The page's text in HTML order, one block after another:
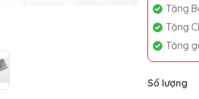
Tặng
Tặng
Tặng
Số lượng